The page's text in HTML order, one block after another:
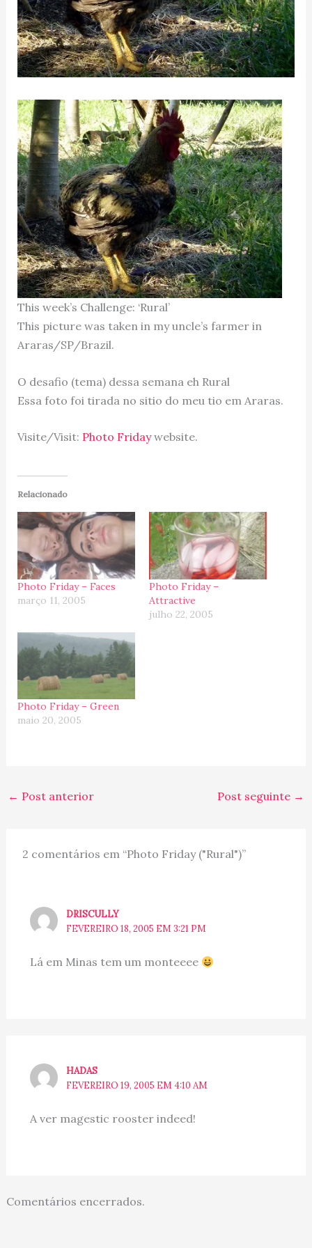
This week’s Challenge: ‘Rural’
This picture was taken in my uncle’s farmer in
Araras/SP/Brazil.
O desafio (tema) dessa semana eh Rural
Essa foto foi tirada no sitio do meu tio em Araras.
Visite/Visit: Photo Fridaywebsite.
Relacionado
Photo Friday – Faces
março 11, 2005
Photo Friday –
Attractive
julho 22, 2005
Photo Friday – Green
maio 20, 2005
← Post anterior Post seguinte →
2 comentários em “Photo Friday ("Rural")”
DRISCULLY
FEVEREIRO 18, 2005 EM 3:21 PM
Lá em Minas tem um monteeee
HADAS
FEVEREIRO 19, 2005 EM 4:10 AM
A ver magestic rooster indeed!
Comentários encerrados.